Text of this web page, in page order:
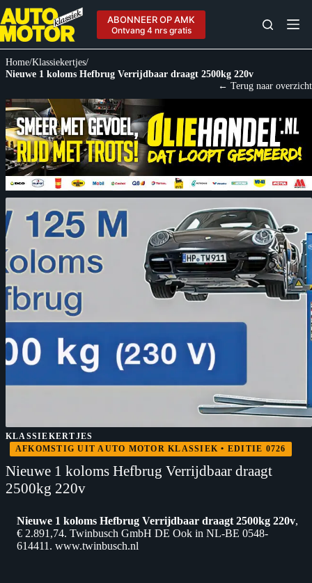
Ga
naar
de
inhoud
ABONNEER OP AMK
Ontvang 4 nrs gratis
Home/Klassiekertjes/
Nieuwe 1 koloms Hefbrug Verrijdbaar draagt 2500kg 220v
← Terug naar overzicht
KLASSIEKERTJES
AFKOMSTIG UIT AUTO MOTOR KLASSIEK • EDITIE 0726
Nieuwe 1 koloms Hefbrug Verrijdbaar draagt
2500kg 220v
Nieuwe 1 koloms Hefbrug Verrijdbaar draagt 2500kg 220v,
€ 2.891,74. Twinbusch GmbH DE Ook in NL-BE 0548-
614411. www.twinbusch.nl